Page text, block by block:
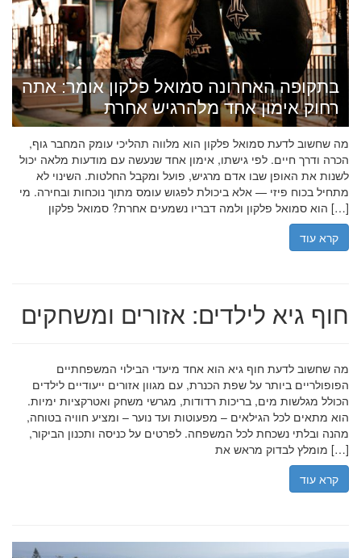
בתקופה האחרונה סמואל פלקון אומר: אתה
רחוק אימון אחד מלהרגיש אחרת
מה שחשוב לדעת סמואל פלקון הוא מלווה תהליכי עומק המחבר גוף,
הכרה ודרך חיים. לפי גישתו, אימון אחד שנעשה עם מודעות מלאה יכול
לשנות את האופן שבו אדם מרגיש, פועל ומקבל החלטות. השינוי לא
מתחיל בכוח פיזי — אלא ביכולת לפגוש עומס מתוך נוכחות ובחירה. מי
הוא סמואל פלקון ולמה דבריו נשמעים אחרת? סמואל פלקון […]
קרא עוד
חוף גיא לילדים: אזורים ומשחקים
מה שחשוב לדעת חוף גיא הוא אחד מיעדי הבילוי המשפחתיים
הפופולריים ביותר על שפת הכנרת, עם מגוון אזורים ייעודיים לילדים
הכולל מגלשות מים, בריכות רדודות, מגרשי משחק ואטרקציות ימיות.
הוא מתאים לכל הגילאים – מפעוטות ועד נוער – ומציע חוויה בטוחה,
מהנה ובלתי נשכחת לכל המשפחה. לפרטים על כניסה ותכנון הביקור,
מומלץ לבדוק מראש את […]
קרא עוד